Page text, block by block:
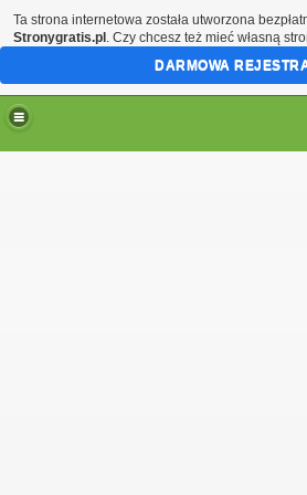
Ta strona internetowa została utworzona
Stronygratis.pl . Czy chcesz też mieć własną
DARMOWA